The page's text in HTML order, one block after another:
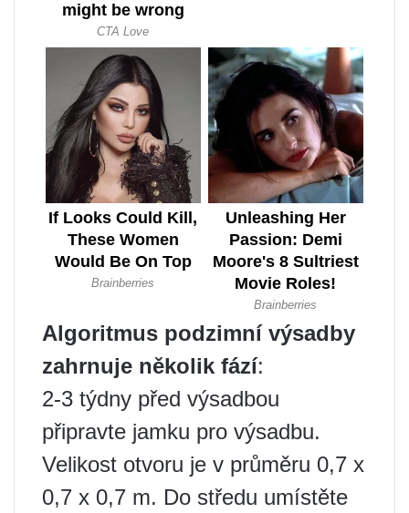
Algoritmus podzimní výsadby
zahrnuje několik fází:
2-3 týdny před výsadbou
připravte jamku pro výsadbu.
Velikost otvoru je v průměru 0,7 x
0,7 x 0,7 m. Do středu umístěte